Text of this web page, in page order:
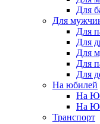
Для
Для
Для
Для
Для
Для
Для
На юбилей
На
На
Транспорт